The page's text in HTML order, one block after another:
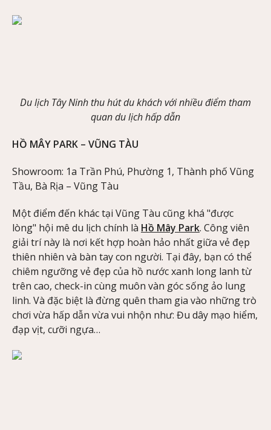
Du lịch Tây Ninh thu hút du khách với nhiều điểm tham
quan du lịch hấp dẫn
HỒ MÂY PARK – VŨNG TÀU
Showroom: 1a Trần Phú, Phường 1, Thành phố Vũng
Tầu, Bà Rịa – Vũng Tàu
Một điểm đến khác tại Vũng Tàu cũng khá "được
lòng" hội mê du lịch chính là Hồ Mây Park. Công viên
giải trí này là nơi kết hợp hoàn hảo nhất giữa vẻ đẹp
thiên nhiên và bàn tay con người. Tại đây, bạn có thể
chiêm ngưỡng vẻ đẹp của hồ nước xanh long lanh từ
trên cao, check-in cùng muôn vàn góc sống ảo lung
linh. Và đặc biệt là đừng quên tham gia vào những trò
chơi vừa hấp dẫn vừa vui nhộn như: Đu dây mạo hiểm,
đạp vịt, cưỡi ngựa…